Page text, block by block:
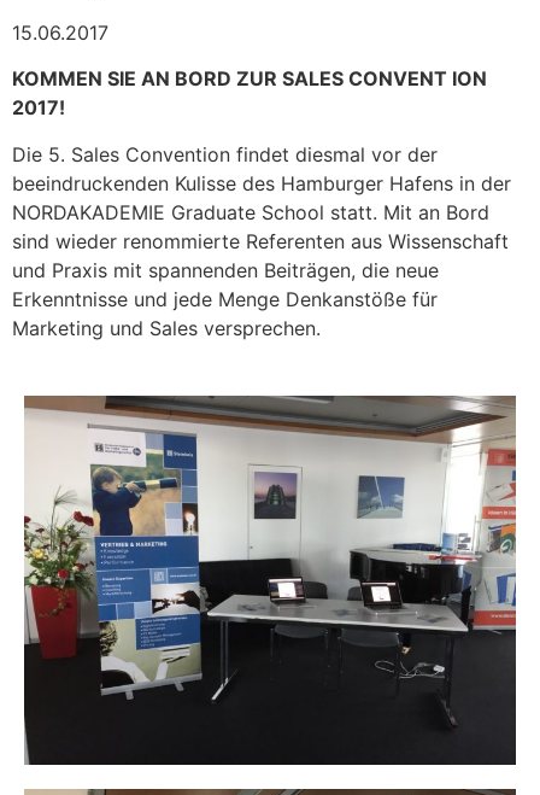
15.06.2017
KOMMEN SIE AN BORD ZUR SALES CONVENT ION
2017!
Die 5. Sales Convention findet diesmal vor der
beeindruckenden Kulisse des Hamburger Hafens in der
NORDAKADEMIE Graduate School statt. Mit an Bord
sind wieder renommierte Referenten aus Wissenschaft
und Praxis mit spannenden Beiträgen, die neue
Erkenntnisse und jede Menge Denkanstöße für
Marketing und Sales versprechen.